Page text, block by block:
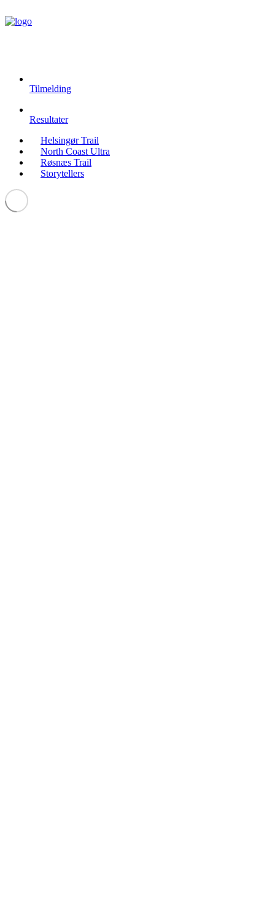
Tilmelding
Resultater
Helsingør Trail
North Coast Ultra
Røsnæs Trail
Storytellers